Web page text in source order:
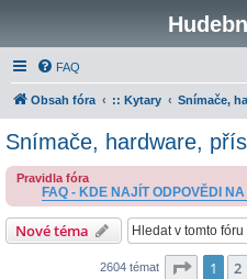
FAQ
Obsah fóra :: Kytary Snímače,
Snímače, hardware,
Pravidla fóra
FAQ - KDE NAJÍT ODPOVĚDI
Nové téma
2604 témat Stránka
1 2